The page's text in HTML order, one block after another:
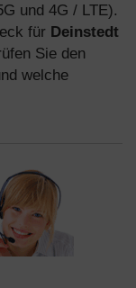
und 4G / LTE).
für Deinstedt
Sie den
welche